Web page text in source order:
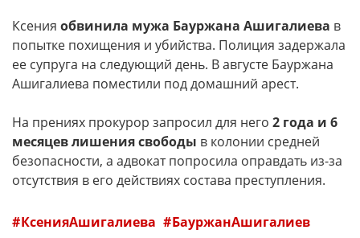
Ксения обвинила мужа Бауржана Ашигалиева в
попытке похищения и убийства. Полиция задержала
ее супруга на следующий день. В августе Бауржана
Ашигалиева поместили под домашний арест.
На прениях прокурор запросил для него 2 года и 6
месяцев лишения свободы в колонии средней
безопасности, а адвокат попросила оправдать из-за
отсутствия в его действиях состава преступления.
КсенияАшигалиева БауржанАшигалиев